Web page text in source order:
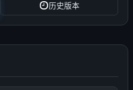
历史版本